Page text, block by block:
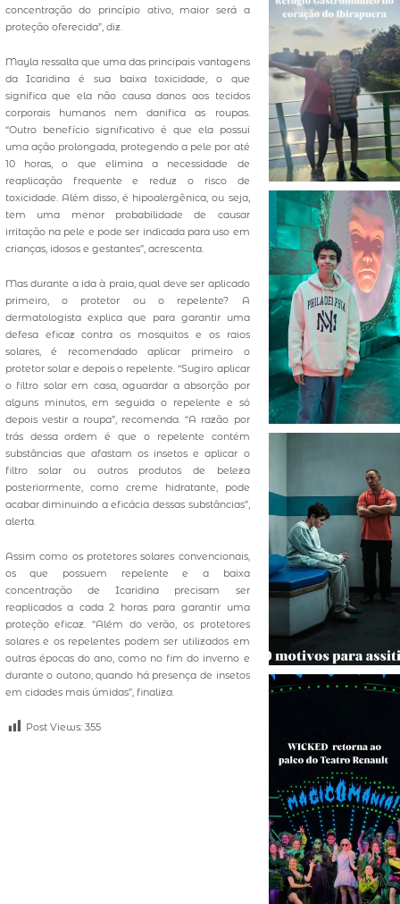
concentração do princípio ativo, maior será a
proteção oferecida”, diz.
Mayla ressalta que uma das principais vantagens
da Icaridina é sua baixa toxicidade, o que
significa que ela não causa danos aos tecidos
corporais humanos nem danifica as roupas.
“Outro benefício significativo é que ela possui
uma ação prolongada, protegendo a pele por até
10 horas, o que elimina a necessidade de
reaplicação frequente e reduz o risco de
toxicidade. Além disso, é hipoalergênica, ou seja,
tem uma menor probabilidade de causar
irritação na pele e pode ser indicada para uso em
crianças, idosos e gestantes”, acrescenta.
Mas durante a ida à praia, qual deve ser aplicado
primeiro, o protetor ou o repelente? A
dermatologista explica que para garantir uma
defesa eficaz contra os mosquitos e os raios
solares, é recomendado aplicar primeiro o
protetor solar e depois o repelente. “Sugiro aplicar
o filtro solar em casa, aguardar a absorção por
alguns minutos, em seguida o repelente e só
depois vestir a roupa”, recomenda. “A razão por
trás dessa ordem é que o repelente contém
substâncias que afastam os insetos e aplicar o
filtro solar ou outros produtos de beleza
posteriormente, como creme hidratante, pode
acabar diminuindo a eficácia dessas substâncias”,
alerta.
Assim como os protetores solares convencionais,
os que possuem repelente e a baixa
concentração de Icaridina precisam ser
reaplicados a cada 2 horas para garantir uma
proteção eficaz. “Além do verão, os protetores
solares e os repelentes podem ser utilizados em
outras épocas do ano, como no fim do inverno e
durante o outono, quando há presença de insetos
em cidades mais úmidas”, finaliza.
Post Views: 355